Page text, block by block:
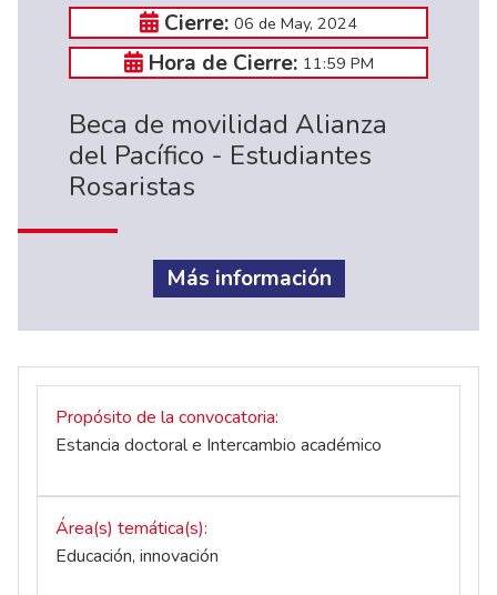
Cierre: 06 de May, 2024
Hora de Cierre: 11:59 PM
Beca de movilidad Alianza
del Pacífico - Estudiantes
Rosaristas
Más información
Propósito de la convocatoria
Estancia doctoral e Intercambio académico
Área(s) temática(s)
Educación, innovación